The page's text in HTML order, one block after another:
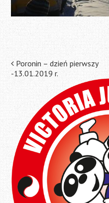
Post
navigation
Poronin – dzień pierwszy
-13.01.2019 r.